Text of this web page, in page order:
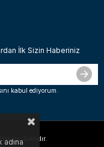
İlk Sizin Haberiniz
kabul ediyorum.
Saklıdır.